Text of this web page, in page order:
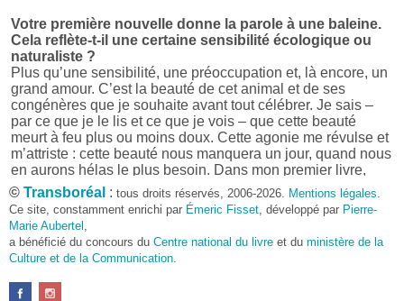
Votre première nouvelle donne la parole à une baleine.
Cela reflète-t-il une certaine sensibilité écologique ou
naturaliste ?
Plus qu’une sensibilité, une préoccupation et, là encore, un
grand amour. C’est la beauté de cet animal et de ses
congénères que je souhaite avant tout célébrer. Je sais –
par ce que je le lis et ce que je vois – que cette beauté
meurt à feu plus ou moins doux. Cette agonie me révulse et
m’attriste : cette beauté nous manquera un jour, quand nous
en aurons hélas le plus besoin. Dans mon premier livre,
j’avais pris goût à me mettre dans la peau d’une bête. Outre
l’intérêt de l’exercice littéraire, il me semble que cela peut
être un bon moyen pour transmettre certains messages.
Pourquoi avoir choisi le format des nouvelles plutôt
qu’un autre ?
D’abord parce que j’aime (décidément!) en lire !
© Transboréal : tous droits réservés, 2006-2026. Mentions légales
Ce site, constamment enrichi par Émeric Fisset , développé par Pierre-
Marie Aubertel
a bénéficié du concours du Centre national du livre et du ministère de la
Culture et de la Communication